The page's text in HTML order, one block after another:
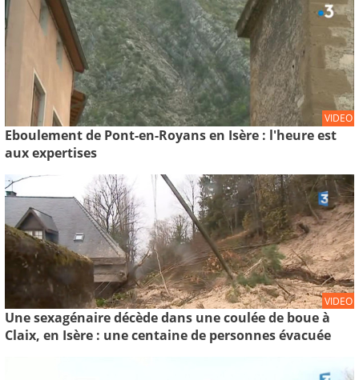
VIDEO
Eboulement de Pont-en-Royans en Isère : l'heure est
aux expertises
VIDEO
Une sexagénaire décède dans une coulée de boue à
Claix, en Isère : une centaine de personnes évacuée